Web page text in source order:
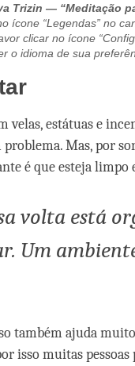
Trizin — “Meditação
ícone “Legendas” no
clicar no ícone
o idioma de sua
velas, estátuas e
problema. Mas, por
é que esteja limpo
volta está
Um
também ajuda
isso muitas